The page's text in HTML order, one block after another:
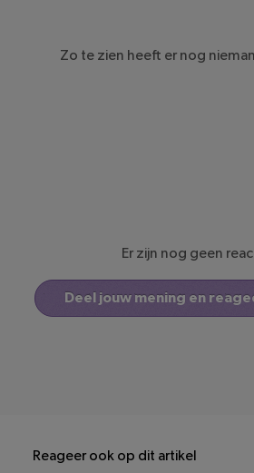
Zo te zien heeft er nog
Er zijn nog geen
Deel jouw mening en
Reageer ook op dit artikel